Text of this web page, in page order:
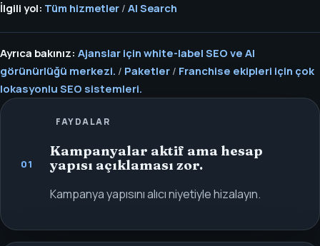
İlgili yol: Tüm hizmetler / AI Search
Ayrıca bakınız: Ajanslar için white-label SEO ve AI
görünürlüğü merkezi. / Paketler / Franchise ekipleri için çok
lokasyonlu SEO sistemleri.
01
FAYDALAR
Kampanyalar aktif ama hesap
yapısı açıklaması zor.
Kampanya yapısını alıcı niyetiyle hizalayın.